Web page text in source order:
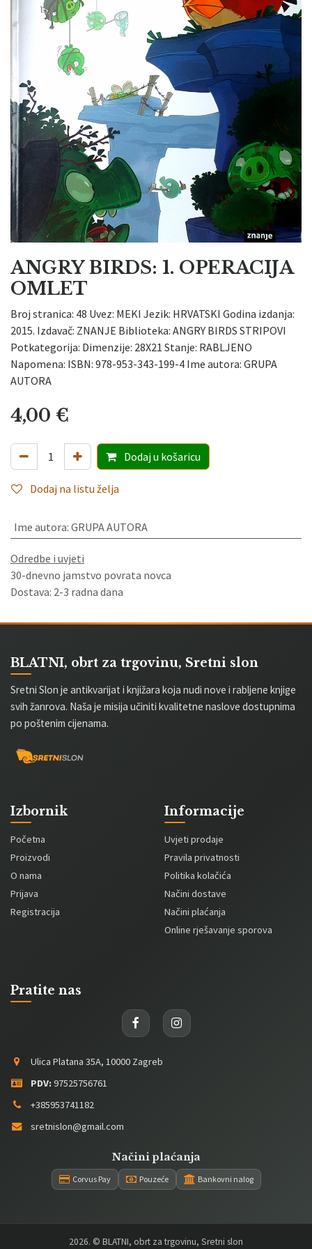
ANGRY BIRDS: 1. OPERACIJA
OMLET
Broj stranica: 48 Uvez: MEKI Jezik: HRVATSKI Godina izdanja:
2015. Izdavač: ZNANJE Biblioteka: ANGRY BIRDS STRIPOVI
Potkategorija: Dimenzije: 28X21 Stanje: RABLJENO
Napomena: ISBN: 978-953-343-199-4 Ime autora: GRUPA
AUTORA
4,00 €
Dodaju košaricu
Dodaj na listu želja
Ime autora: GRUPA AUTORA
Odredbe i uvjeti
30-dnevno jamstvo povrata novca
Dostava: 2-3 radna dana
BLATNI, obrt za trgovinu, Sretni slon
Sretni Slon je antikvarijat i knjižara koja nudi nove i rabljene knjige
svih žanrova. Naša je misija učiniti kvalitetne naslove dostupnima
po poštenim cijenama.
Izbornik
Početna
Proizvodi
O nama
Prijava
Registracija
Informacije
Uvjeti prodaje
Pravila privatnosti
Politika kolačića
Načini dostave
Načini plaćanja
Online rješavanje sporova
Pratite nas
Ulica Platana 35A, 10000 Zagreb
PDV: 97525756761
+385953741182
sretnislon@gmail.com
Načini plaćanja
Corvus Pay Pouzeće Bankovni nalog
2026. © BLATNI, obrt za trgovinu, Sretni slon